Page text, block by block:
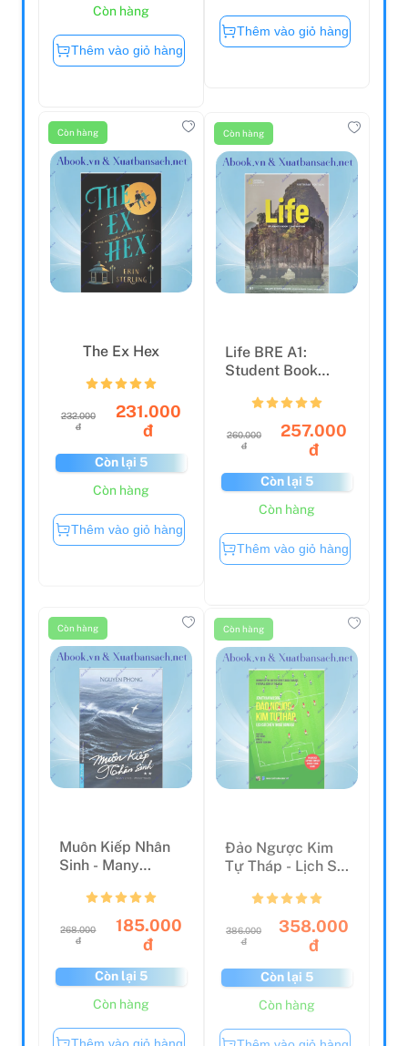
Còn hàng
Thêm vào giỏ hàng
Thêm vào giỏ hàng
Còn hàng
The Ex Hex
232.000
đ
231.000
đ
Còn lại 5
Còn hàng
Thêm vào giỏ hàng
Còn hàng
Life BRE A1:
Student Book
Code And On...
260.000
đ
257.000
đ
Còn lại 5
Còn hàng
Thêm vào giỏ hàng
Còn hàng
Muôn Kiếp Nhân
Sinh - Many
Times, Many Lives
- Tập...
268.000
đ
185.000
đ
Còn lại 5
Còn hàng
Thêm vào giỏ hàng
Đảo Ngược Kim
Tự Tháp - Lịch Sử
Chiến Thuật Bóng
đ
358.000
đ
Còn lại 5
Còn hàng
Thêm vào giỏ hàng